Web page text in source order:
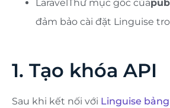
LaravelThư mục gốc của
đảm bảo cài đặt Linguise
1. Tạo khóa API
Sau khi kết nối với Linguise